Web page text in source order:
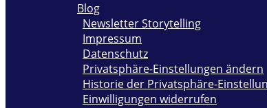
Blog
Newsletter Storytelling
Impressum
Datenschutz
Privatsphäre-Einstellungen ändern
Historie der Privatsphäre-
Einwilligungen widerrufen